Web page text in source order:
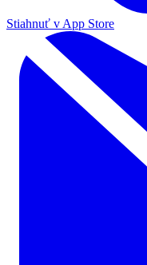
Stiahnuť v App Store